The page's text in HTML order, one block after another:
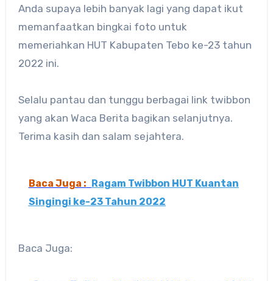
Anda supaya lebih banyak lagi yang dapat ikut
memanfaatkan bingkai foto untuk
memeriahkan HUT Kabupaten Tebo ke-23 tahun
2022 ini.
Selalu pantau dan tunggu berbagai link twibbon
yang akan Waca Berita bagikan selanjutnya.
Terima kasih dan salam sejahtera.
Baca Juga :
Ragam Twibbon HUT Kuantan
Singingi ke-23 Tahun 2022
Baca Juga: